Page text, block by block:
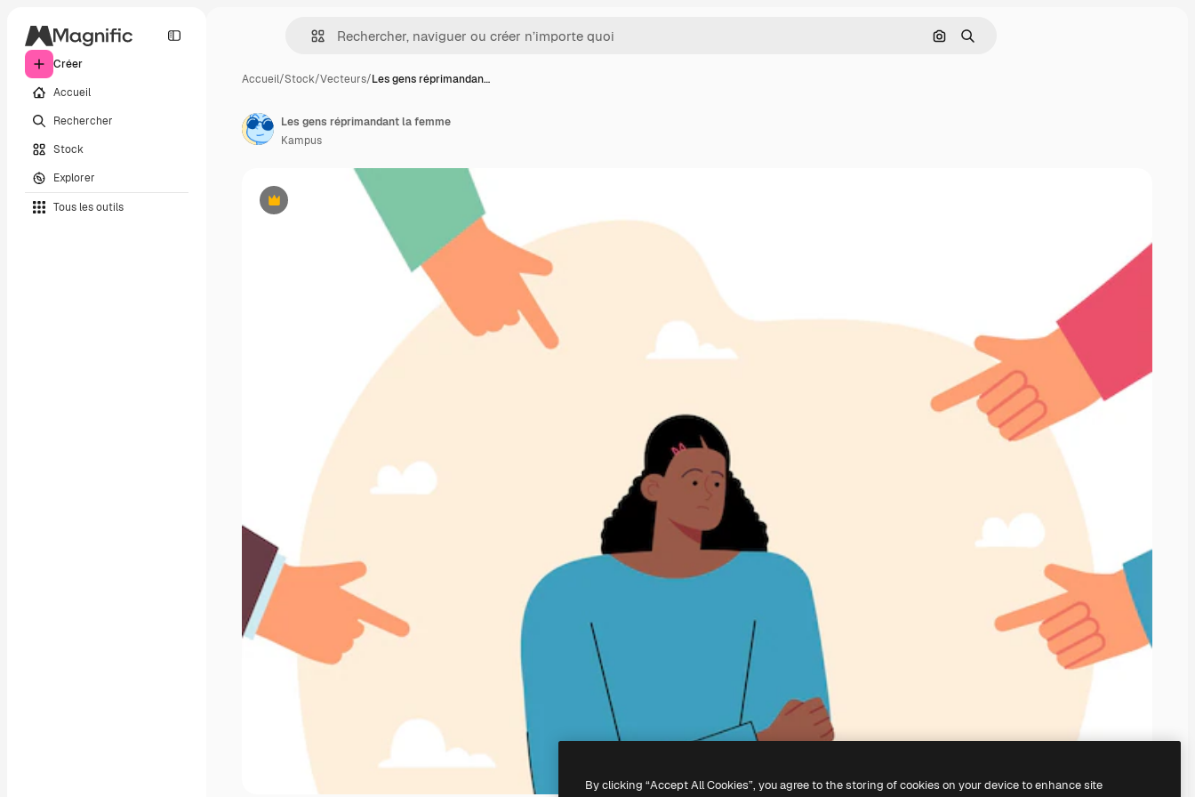
Créer
Accueil
Rechercher
Stock
Explorer
Tous les outils
Rechercher par image
Rechercher
Accueil/Stock/Vecteurs/Les gens réprimandan…
Premium
Les gens réprimandant la femme
Kampus
By clicking “Accept All Cookies”, you agree to the storing of cookies on your device to enhance site